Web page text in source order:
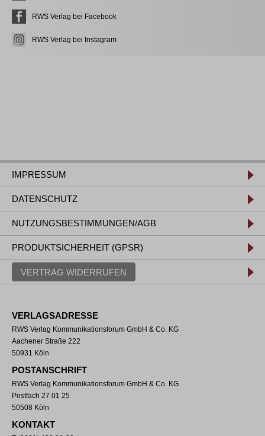
RWS Verlag bei Facebook
RWS Verlag bei Instagram
IMPRESSUM
DATENSCHUTZ
NUTZUNGSBESTIMMUNGEN/AGB
PRODUKTSICHERHEIT (GPSR)
VERTRAG WIDERRUFEN
VERLAGSADRESSE
RWS Verlag Kommunikationsforum GmbH & Co. KG
Aachener Straße 222
50931 Köln
POSTANSCHRIFT
RWS Verlag Kommunikationsforum GmbH & Co. KG
Postfach 27 01 25
50508 Köln
KONTAKT